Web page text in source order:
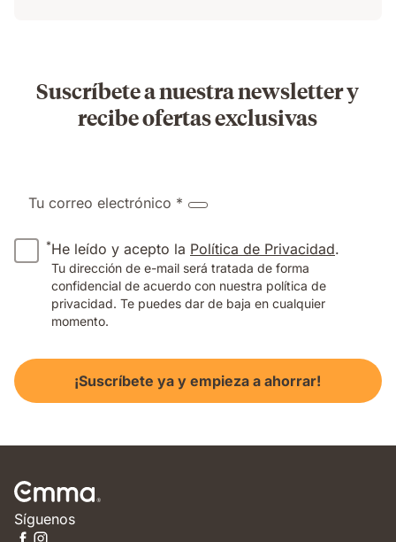
Suscríbete a nuestra newsletter y
recibe ofertas exclusivas
Tu correo electrónico *
*He leído y acepto la Política de Privacidad.
Tu dirección de e-mail será tratada de forma
confidencial de acuerdo con nuestra política de
privacidad. Te puedes dar de baja en cualquier
momento.
¡Suscríbete ya y empieza a ahorrar!
Síguenos